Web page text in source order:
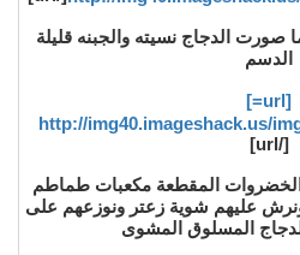
صورت الدجاج نسيته والجبنه قليلة
الدسم
[url=]
[/url]
الخضروات المقطعة مكعبات طماطم
عليهم شوية زعتر ونوزعهم على
الدجاج المسلوق المشوى